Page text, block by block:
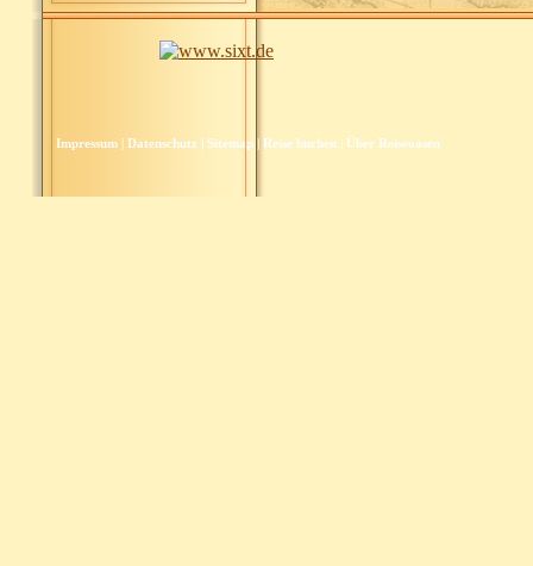
Impressum| Datenschutz| Sitemap| Reise buchen| Über Reiseoasen